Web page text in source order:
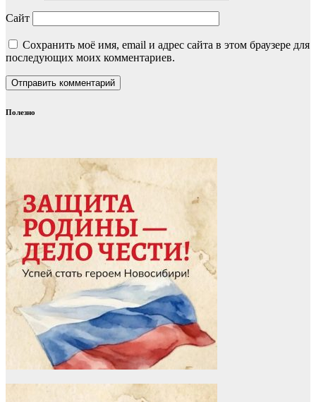
Сайт
Сохранить моё имя, email и адрес сайта в этом браузере для
последующих моих комментариев.
Полезно